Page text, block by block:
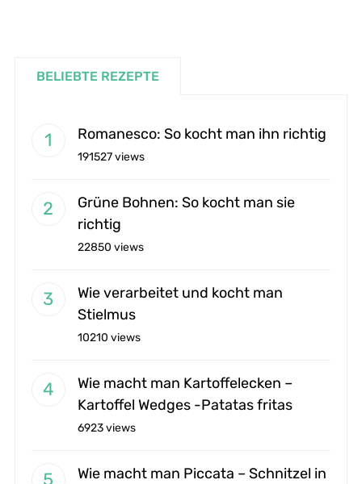
BELIEBTE REZEPTE
Romanesco: So kocht man ihn richtig
191527 views
Grüne Bohnen: So kocht man sie
richtig
22850 views
Wie verarbeitet und kocht man
Stielmus
10210 views
Wie macht man Kartoffelecken –
Kartoffel Wedges -Patatas fritas
6923 views
Wie macht man Piccata – Schnitzel in